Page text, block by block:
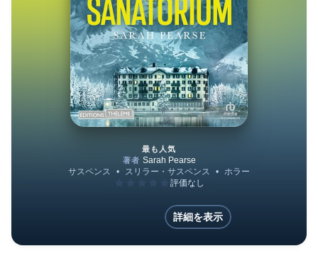
Le Sanatorium
最も人気
詳細を表示